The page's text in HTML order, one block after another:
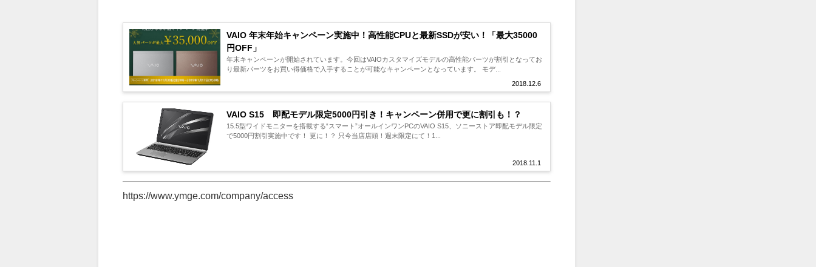
VAIO 年末年始キャンペーン実施中！高性能CPUと最新SSDが安い！「最大35000
円OFF」
2018.12.6
年末キャンペーンが開始されています。今回はVAIOカスタマイズモデルの高性能パーツが割引となってお
り最新パーツをお買い得価格で入手することが可能なキャンペーンとなっています。 モデ...
VAIO S15 即配モデル限定5000円引き！キャンペーン併用で更に割引も！？
2018.11.1
15.5型ワイドモニターを搭載する“スマート”オールインワンPCのVAIO S15、ソニーストア即配モデル限定
で5000円割引実施中です！ 更に！？ 只今当店店頭！週末限定にて！1...
https://www.ymge.com/company/access